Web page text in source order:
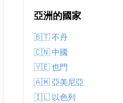
亞洲的國家
🇧🇹 不丹
🇨🇳 中國
🇾🇪 也門
🇦🇲 亞美尼亞
🇮🇱 以色列